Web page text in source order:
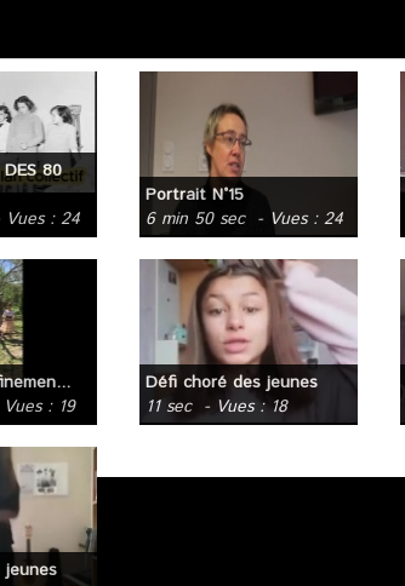
DES 80
Vues : 24
Portrait N°15
6 min 50 sec - Vues : 24
: 19
Défi choré des jeunes
11 sec - Vues : 18